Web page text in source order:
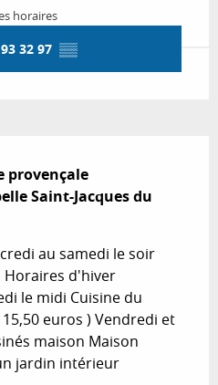
horaires
32 97 ▒▒
provençale
Saint-Jacques du
au samedi le soir
Horaires d'hiver
le midi Cuisine du
euros ) Vendredi et
maison Maison
jardin intérieur